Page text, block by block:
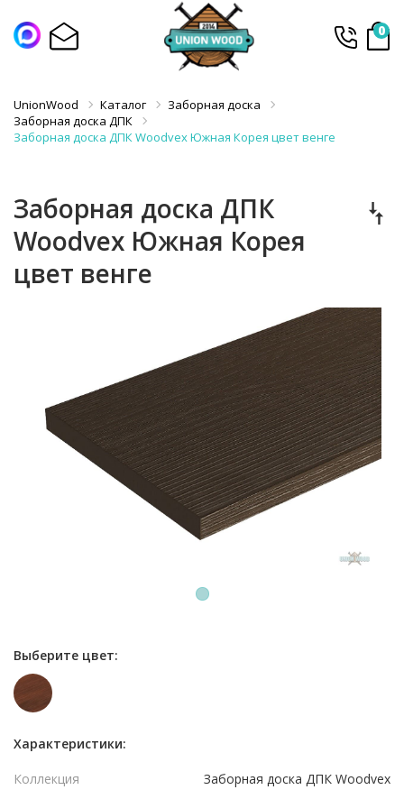
0
UnionWood Каталог
Заборная доска
Заборная доска ДПК
Заборная доска ДПК Woodvex Южная Корея цвет венге
Заборная доска ДПК
Woodvex Южная Корея
цвет венге
1
Выберите цвет:
Характеристики:
Коллекция
Заборная доска ДПК Woodvex